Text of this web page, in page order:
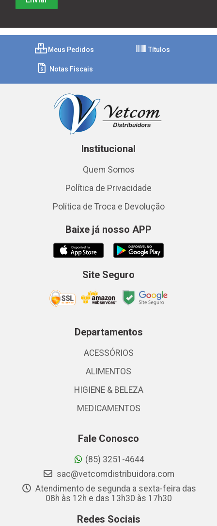
Meus Pedidos Títulos
Notas Fiscais
Institucional
Quem Somos
Política de Privacidade
Política de Troca e Devolução
Baixe já nosso APP
Site Seguro
Departamentos
ACESSÓRIOS
ALIMENTOS
HIGIENE & BELEZA
MEDICAMENTOS
Fale Conosco
(85) 3251-4644
sac@vetcomdistribuidora.com
Atendimento de segunda a sexta-feira das
08h às 12h e das 13h30 às 17h30
Redes Sociais